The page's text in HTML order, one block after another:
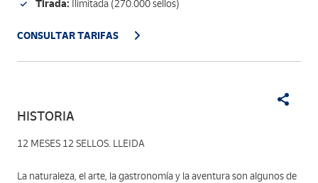
Tirada: Ilimitada (270.000 sellos)
CONSULTAR TARIFAS
HISTORIA
12 MESES 12 SELLOS. LLEIDA
La naturaleza, el arte, la gastronomía y la aventura son algunos de